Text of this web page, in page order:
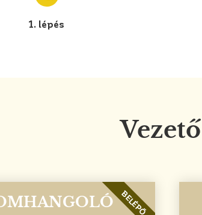
1. lépés
BELÉPŐ